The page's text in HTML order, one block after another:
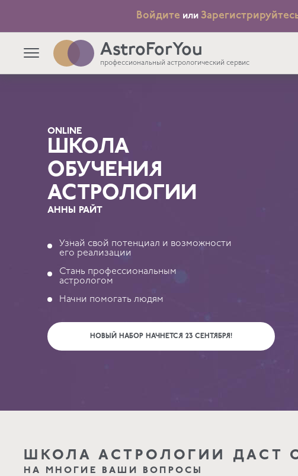
AstroForYou
профессиональный астрологический сервис
Войдите или
ONLINE
ШКОЛА
ОБУЧЕНИЯ
АСТРОЛОГИИ
АННЫ РАЙТ
Узнай свой потенциал и возможности
его реализации
Стань профессиональным
астрологом
Начни помогать людям
НОВЫЙ НАБОР НАЧНЕТСЯ 23 СЕНТЯБРЯ!
ШКОЛА АСТРОЛОГИИ ДАСТ
НА МНОГИЕ ВАШИ ВОПРОСЫ